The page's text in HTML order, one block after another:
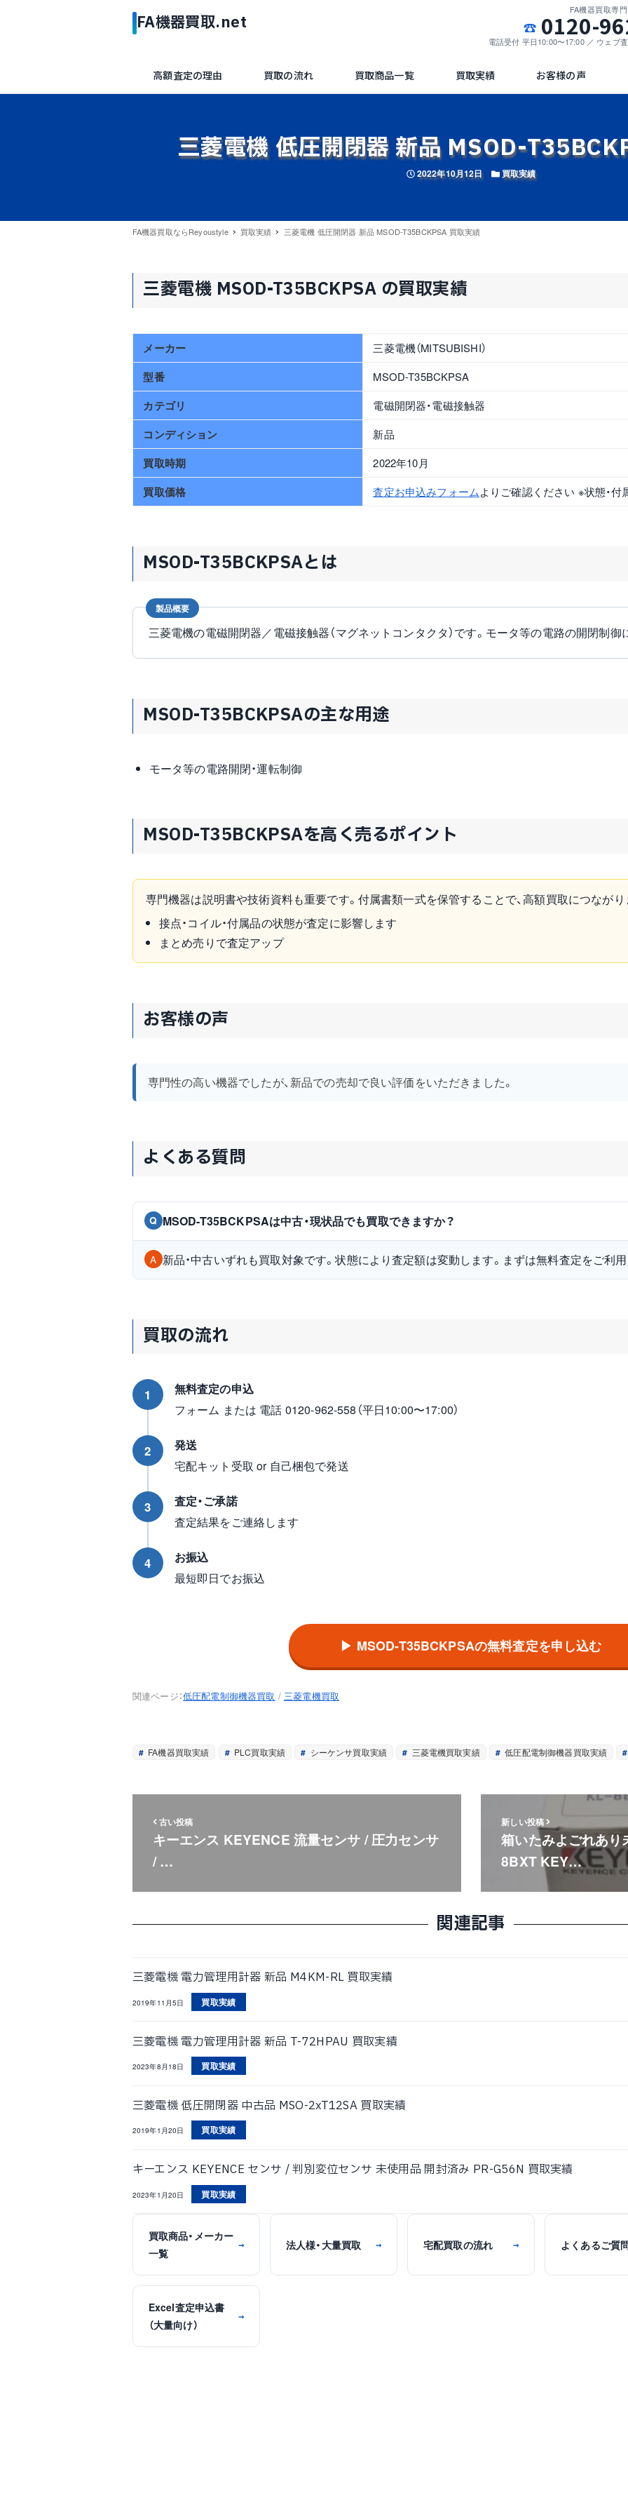
FA機器買取専
0120-
電話受付 平日10:00〜17:00 ／ ウェブ
高額査定の理由 買取の流れ 買取商品一覧 買取実績 お客様の声
三菱電機 低圧開閉器 新品 MSOD-
投稿日
2022年10月12日 カテゴリー
買取実績
FA機器買取ならReyoustyle 買取実績 三菱電機 低圧開閉器 新品 MSOD-T35BCKPSA 買取実績
三菱電機 MSOD-T35BCKPSA の買取実績
メーカー 三菱電機（MITSUBISHI）
型番 MSOD-T35BCKPSA
カテゴリ 電磁開閉器・電磁接触器
コンディション 新品
買取時期 2022年10月
買取価格 査定お申込みフォームよりご確認ください ※状態・付
MSOD-T35BCKPSAとは
製品概要
三菱電機の電磁開閉器／電磁接触器（マグネットコンタクタ）です。モータ等の電路の開閉制御
MSOD-T35BCKPSAの主な用途
モータ等の電路開閉・運転制御
MSOD-T35BCKPSAを高く売るポイント
専門機器は説明書や技術資料も重要です。付属書類一式を保管することで、高額買取につながり
接点・コイル・付属品の状態が査定に影響します
まとめ売りで査定アップ
お客様の声
専門性の高い機器でしたが、新品での売却で良い評価をいただきました。
よくある質問
Q MSOD-T35BCKPSAは中古・現状品でも買取できますか？
A 新品・中古いずれも買取対象です。状態により査定額は変動します。まずは無料査定をご利用
買取の流れ
1
無料査定の申込
フォーム または 電話 0120-962-558（平日10:00〜17:00）
2
発送
宅配キット受取 or 自己梱包で発送
3
査定・ご承諾
査定結果をご連絡します
4
お振込
最短即日でお振込
▶ MSOD-T35BCKPSAの無料査定を申し込む
関連ページ：低圧配電制御機器買取 /三菱電機買取
FA機器買取実績 PLC買取実績 シーケンサ買取実績 三菱電機買取実績 低圧配電制御機器買取実績
古い投稿
キーエンス KEYENCE 流量センサ / 圧力センサ
/ …
新しい投稿
箱いたみよごれあ
8BXT KEY…
関連記事
三菱電機 電力管理用計器 新品 M4KM-RL 買取実績
2019年11月5日 買取実績
三菱電機 電力管理用計器 新品 T-72HPAU 買取実績
2023年8月18日 買取実績
三菱電機 低圧開閉器 中古品 MSO-2xT12SA 買取実績
2019年1月20日 買取実績
キーエンス KEYENCE センサ / 判別変位センサ 未使用品 開封済み PR-G56N 買取実績
2023年1月20日 買取実績
買取商品・メーカー
一覧
→ 法人様・大量買取 → 宅配買取の流れ → よくあるご質
Excel査定申込書
（大量向け）
→